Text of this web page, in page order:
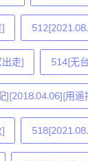
走] 514[无
][2018.04.06][用